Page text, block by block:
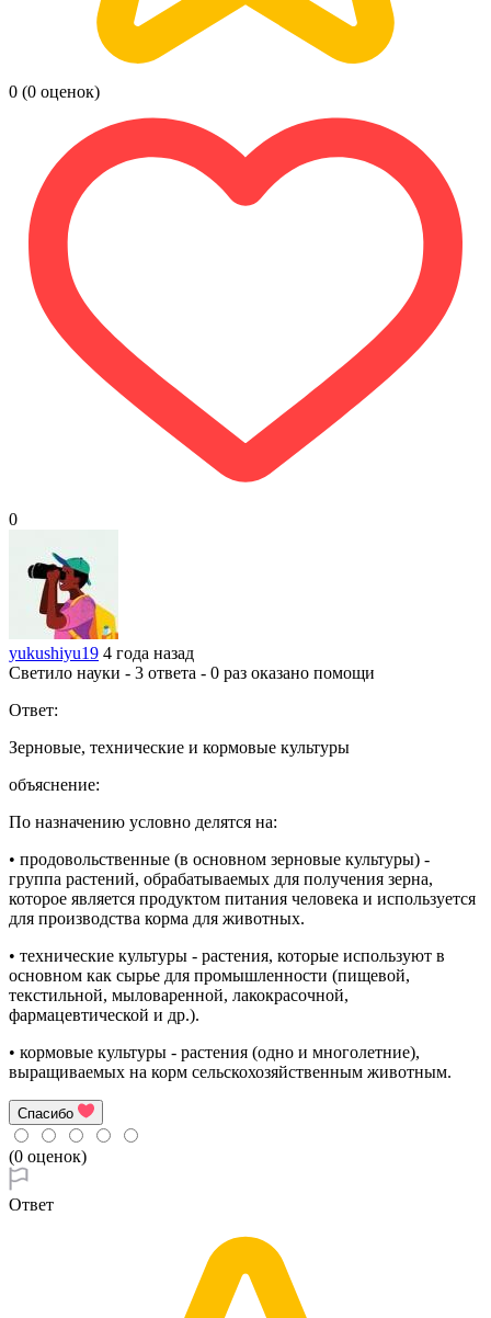
0 (0 оценок)
0
yukushiyu19 4 года назад
Светило науки - 3 ответа - 0 раз оказано помощи
Ответ:
Зерновые, технические и кормовые культуры
объяснение:
По назначению условно делятся на:
• продовольственные (в основном зерновые культуры) -
группа растений, обрабатываемых для получения зерна,
которое является продуктом питания человека и используется
для производства корма для животных.
• технические культуры - растения, которые используют в
основном как сырье для промышленности (пищевой,
текстильной, мыловаренной, лакокрасочной,
фармацевтической и др.).
• кормовые культуры - растения (одно и многолетние),
выращиваемых на корм сельскохозяйственным животным.
Спасибо
(0 оценок)
Ответ